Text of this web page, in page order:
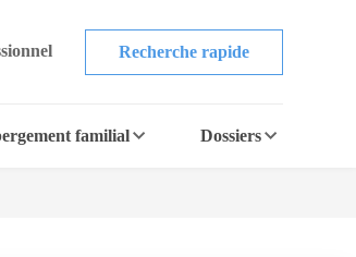
Recherche rapide
familial Dossiers